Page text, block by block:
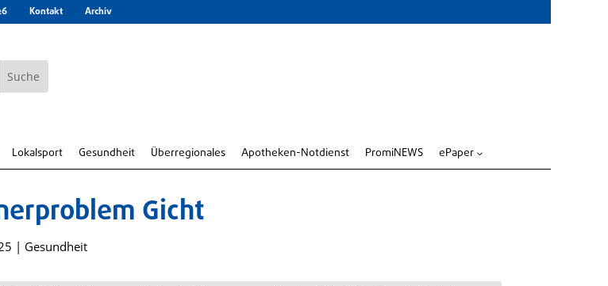
Kontakt Archiv
Lokalsport Gesundheit Überregionales Apotheken-Notdienst PromiNEWS ePaper 3
Gicht
| Gesundheit